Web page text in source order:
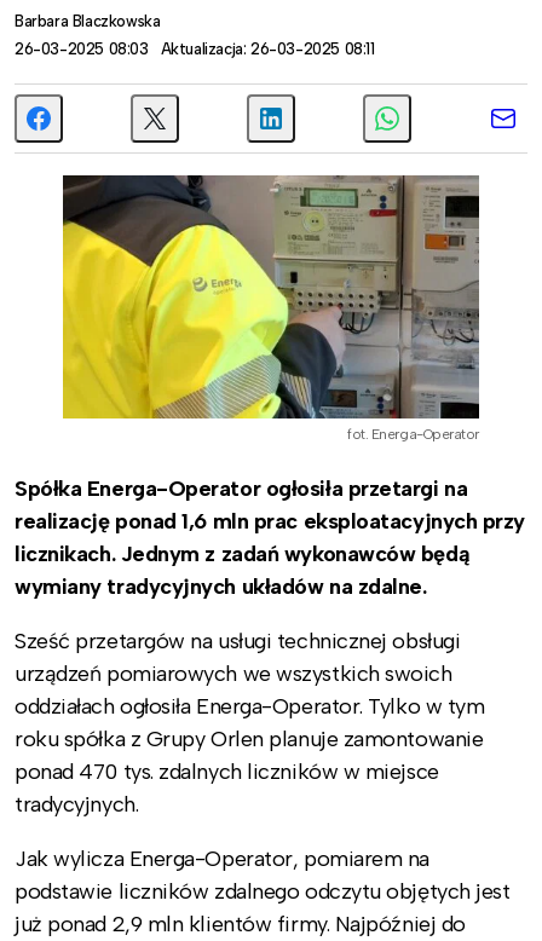
Barbara Blaczkowska
26-03-2025 08:03
Aktualizacja: 26-03-2025 08:11
fot. Energa-Operator
Spółka Energa-Operator ogłosiła przetargi na
realizację ponad 1,6 mln prac eksploatacyjnych przy
licznikach. Jednym z zadań wykonawców będą
wymiany tradycyjnych układów na zdalne.
Sześć przetargów na usługi technicznej obsługi
urządzeń pomiarowych we wszystkich swoich
oddziałach ogłosiła Energa-Operator. Tylko w tym
roku spółka z Grupy Orlen planuje zamontowanie
ponad 470 tys. zdalnych liczników w miejsce
tradycyjnych.
Jak wylicza Energa-Operator, pomiarem na
podstawie liczników zdalnego odczytu objętych jest
już ponad 2,9 mln klientów firmy. Najpóźniej do